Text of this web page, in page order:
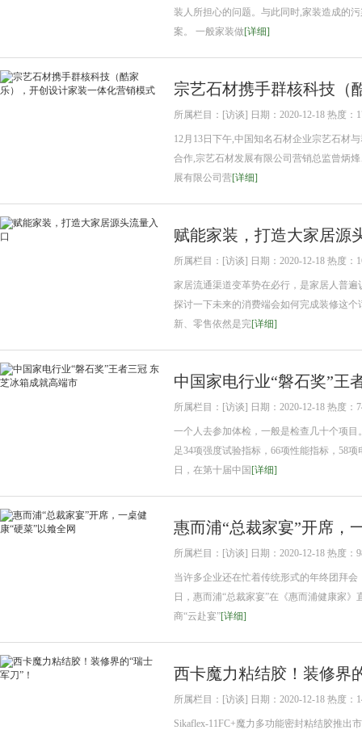
装人所担心的问题。与此同时,家装造成的
案。 一般家装做[详细]
宗艺石材携手群核科技（
所属栏目：[访谈] 日期：2020-12-18 热度：
12月13日下午,中国知名石材企业宗艺石材
合作,宗艺石材发展有限公司营销总监曾炳
展有限公司营[详细]
赋能家装，打造大家居源
所属栏目：[访谈] 日期：2020-12-18 热度：
家居流通渠道变革势在必行，是家居人普
探讨一下未来的消费端会如何完成装修这
新、零售依然是完[详细]
中国家电行业“磐石奖”王
所属栏目：[访谈] 日期：2020-12-18 热度：
一个人去参加体检，一般是检查几十个项
足34项强度试验指标，66项性能指标，58
日，在第十届中国 [详细]
惠而浦“总裁家宴”开席，
所属栏目：[访谈] 日期：2020-12-18 热度：
当许多企业还在忙着传统形式的年终团拜
日，惠而浦“总裁家宴”在《惠而浦健康家
商“云赴宴”[详细]
西卡魔力粘结胶！装修界
所属栏目：[访谈] 日期：2020-12-18 热度：
Sikaflex-11FC+魔力多功能密封粘结胶推出